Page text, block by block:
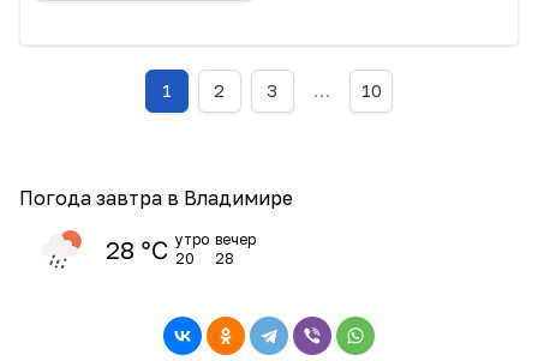
1 2 3 … 10
Погода завтра в Владимире
28 ℃ утро
20
вечер
28